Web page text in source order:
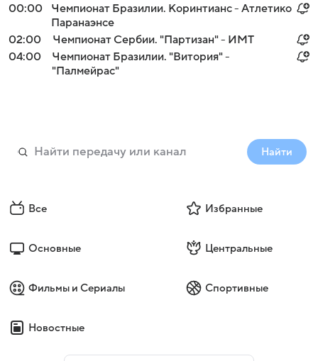
00:00
Чемпионат Бразилии. Коринтианс - Атлетико
Паранаэнсе
02:00
Чемпионат Сербии. "Партизан" - ИМТ
04:00
Чемпионат Бразилии. "Витория" -
"Палмейрас"
Найти
Все Избранные
Основные Центральные
Фильмы и Сериалы Спортивные
Новостные